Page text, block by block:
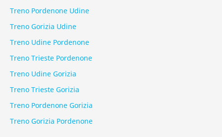
Treno Pordenone Udine
Treno Gorizia Udine
Treno Udine Pordenone
Treno Trieste Pordenone
Treno Udine Gorizia
Treno Trieste Gorizia
Treno Pordenone Gorizia
Treno Gorizia Pordenone